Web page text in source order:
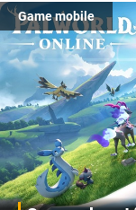
Game mobile